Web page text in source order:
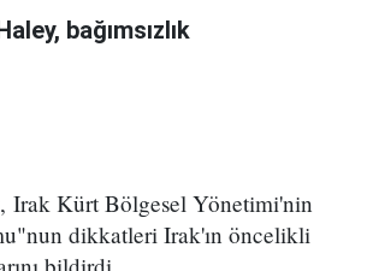
bağımsızlık
, Irak Kürt Bölgesel Yönetimi'nin
dikkatleri Irak'ın öncelikli